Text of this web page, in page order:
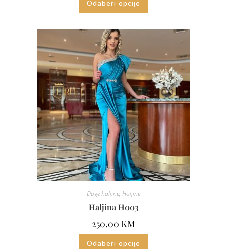
Odaberi opcije
Duge haljine, Haljine
Haljina H003
250.00 KM
Odaberi opcije